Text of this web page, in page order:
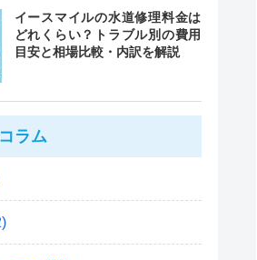
イースマイルの水道修理料金は
どれくらい？トラブル別の費用
目安と相場比較・内訳を解説
ラム